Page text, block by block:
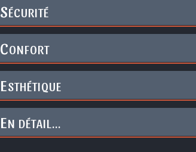
SÉCURITÉ
CONFORT
ESTHÉTIQUE
EN DÉTAIL...